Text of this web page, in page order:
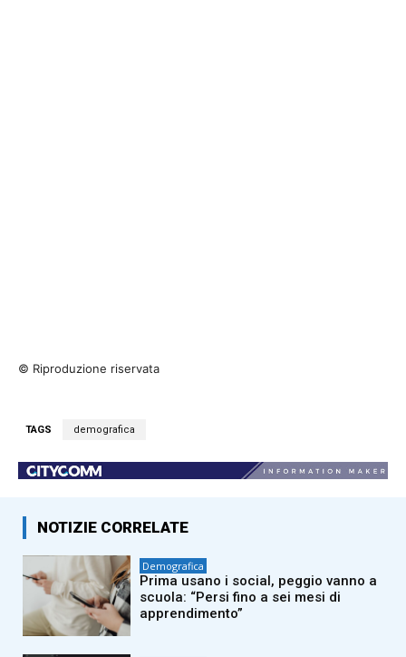
© Riproduzione riservata
TAGS demografica
NOTIZIE CORRELATE
Demografica
Prima usano i social, peggio vanno a
scuola: “Persi fino a sei mesi di
apprendimento”